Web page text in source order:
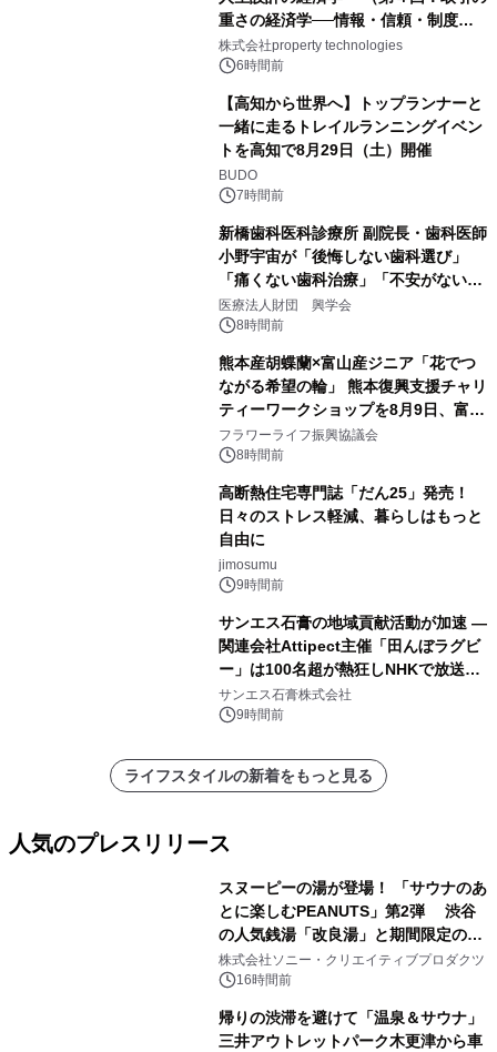
重さの経済学──情報・信頼・制度を
PropTechはどう組み替えるか）｜
PropTech-Lab
株式会社property technologies
6時間前
【高知から世界へ】トップランナーと
一緒に走るトレイルランニングイベン
トを高知で8月29日（土）開催
BUDO
7時間前
新橋歯科医科診療所 副院長・歯科医師
小野宇宙が「後悔しない歯科選び」
「痛くない歯科治療」「不安がない治
療計画」をテーマに専門監修
医療法人財団 興学会
8時間前
熊本産胡蝶蘭×富山産ジニア「花でつ
ながる希望の輪」 熊本復興支援チャリ
ティーワークショップを8月9日、富
山・射水で開催
フラワーライフ振興協議会
8時間前
高断熱住宅専門誌「だん25」発売！
日々のストレス軽減、暮らしはもっと
自由に
jimosumu
9時間前
サンエス石膏の地域貢献活動が加速 ―
関連会社Attipect主催「田んぼラグビ
ー」は100名超が熱狂しNHKで放送さ
れました。
サンエス石膏株式会社
9時間前
ライフスタイルの新着をもっと見る
人気のプレスリリース
スヌーピーの湯が登場！ 「サウナのあ
とに楽しむPEANUTS」第2弾 渋谷
の人気銭湯「改良湯」と期間限定のコ
ラボレーション サウナイキタイコラ
ボグッズも発売決定！
株式会社ソニー・クリエイティブプロダクツ
16時間前
帰りの渋滞を避けて「温泉＆サウナ」
三井アウトレットパーク木更津から車